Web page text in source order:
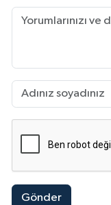
Gönder